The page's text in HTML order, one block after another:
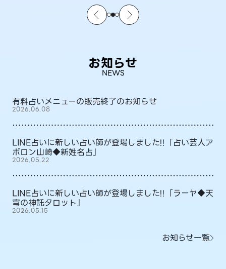
お知らせ
NEWS
有料占いメニューの販売終了のお知らせ
2026.06.08
LINE占いに新しい占い師が登場しました!!「占い芸人ア
ポロン山崎◆新姓名占」
2026.05.22
LINE占いに新しい占い師が登場しました!!「ラーヤ◆天
穹の神託タロット」
2026.05.15
お知らせ一覧